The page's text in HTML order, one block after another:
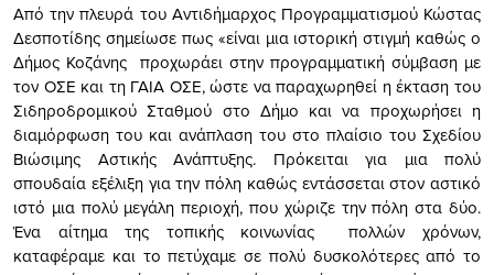
Από την πλευρά του Αντιδήμαρχος Προγραμματισμού Κώστας
Δεσποτίδης σημείωσε πως «είναι μια ιστορική στιγμή καθώς ο
Δήμος Κοζάνης προχωράει στην προγραμματική σύμβαση με
τον ΟΣΕ και τη ΓΑΙΑ ΟΣΕ, ώστε να παραχωρηθεί η έκταση του
Σιδηροδρομικού Σταθμού στο Δήμο και να προχωρήσει η
διαμόρφωση του και ανάπλαση του στο πλαίσιο του Σχεδίου
Βιώσιμης Αστικής Ανάπτυξης. Πρόκειται για μια πολύ
σπουδαία εξέλιξη για την πόλη καθώς εντάσσεται στον αστικό
ιστό μια πολύ μεγάλη περιοχή, που χώριζε την πόλη στα δύο.
Ένα αίτημα της τοπικής κοινωνίας πολλών χρόνων,
καταφέραμε και το πετύχαμε σε πολύ δυσκολότερες από το